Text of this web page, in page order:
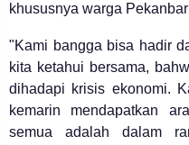
khususnya warga
"Kami bangga bisa hadir
kita ketahui bersama,
dihadapi krisis ekonomi.
kemarin mendapatkan
semua adalah dalam